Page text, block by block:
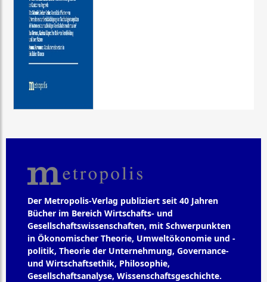
Der Metropolis-Verlag publiziert seit 40 Jahren
Bücher im Bereich Wirtschafts- und
Gesellschaftswissenschaften, mit Schwerpunkten
in Ökonomischer Theorie, Umweltökonomie und -
politik, Theorie der Unternehmung, Governance-
und Wirtschaftsethik, Philosophie,
Gesellschaftsanalyse, Wissenschaftsgeschichte.